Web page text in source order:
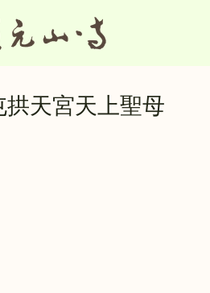
拱天宮天上聖母